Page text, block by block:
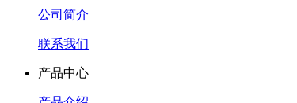
公司简介
联系我们
产品中心